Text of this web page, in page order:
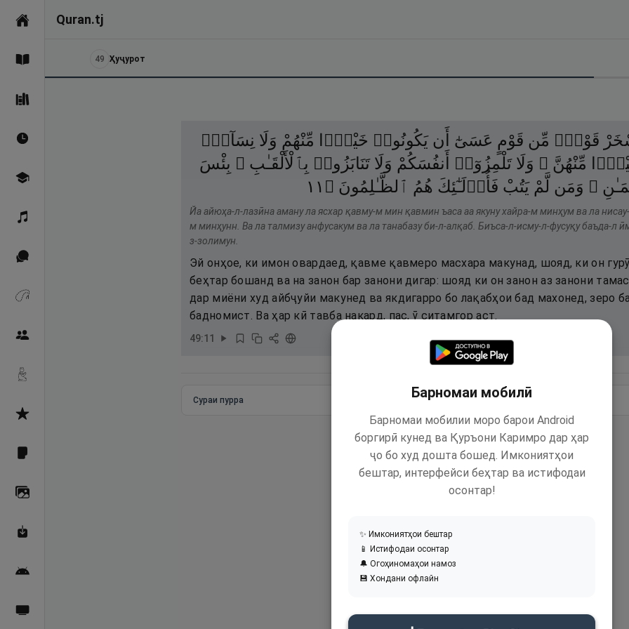
Quran.tj
Асосӣ
49 Ҳуҷурот
قَوْمٌۭ مِّن قَوْمٍ عَسَىٰٓ أَن يَكُونُوا۟ خَيْرًۭا مِّنْهُمْ وَلَا نِسَآءٌۭ
مِّنْهُنَّ ۖ وَلَا تَلْمِزُوٓا۟ أَنفُسَكُمْ وَلَا تَنَابَزُوا۟ بِٱلْأَلْقَـٰبِ ۖ بِئْسَ
وَمَن لَّمْ يَتُبْ فَأُو۟لَـٰٓئِكَ هُمُ ٱلظَّـٰلِمُونَ ۝ ١١
Йа айюҳа-л-лазӣна аману ла ясхар қавму-м мин қавмин ъаса аа якуну хайра-м минҳум ва ла
м минҳунн. Ва ла талмизу анфусакум ва ла танабазу би-л-алқаб. Биъса-л-исму-л-фусуқу баъда-л
з-золимун.
Эй онҳое, ки имон овардаед, қавме қавмеро масхара макунад, шояд, ки он
беҳтар бошанд ва на занон бар занони дигар: шояд ки он занон аз занони
дар миёни худ айбҷуйи макунед ва якдигарро бо лақабҳои бад махонед, зеро
бадномист. Ва ҳар кӣ тавба накард, пас, ӯ ситамгор аст.
49:11
Сураи пурра Идома додан
Барномаи мобилӣ
Барномаи мобилии моро барои Android
боргирӣ кунед ва Қуръони Каримро дар ҳар
ҷо бо худ дошта бошед. Имкониятҳои
бештар, интерфейси беҳтар ва истифодаи
осонтар!
✨ Имкониятҳои бештар
📱 Истифодаи осонтар
🔔 Огоҳиномаҳои намоз
💾 Хондани офлайн